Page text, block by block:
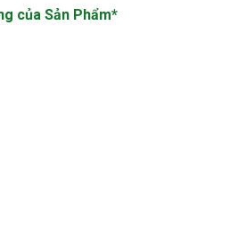
của Sản Phẩm*